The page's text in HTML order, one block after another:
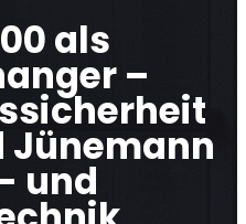
als
–
Jünemann
und